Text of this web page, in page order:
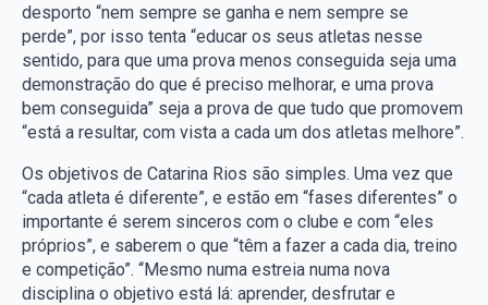
desporto “nem sempre se ganha e nem sempre se
perde”, por isso tenta “educar os seus atletas nesse
sentido, para que uma prova menos conseguida seja uma
demonstração do que é preciso melhorar, e uma prova
bem conseguida” seja a prova de que tudo que promovem
“está a resultar, com vista a cada um dos atletas melhore”.
Os objetivos de Catarina Rios são simples. Uma vez que
“cada atleta é diferente”, e estão em “fases diferentes” o
importante é serem sinceros com o clube e com “eles
próprios”, e saberem o que “têm a fazer a cada dia, treino
e competição”. “Mesmo numa estreia numa nova
disciplina o objetivo está lá: aprender, desfrutar e